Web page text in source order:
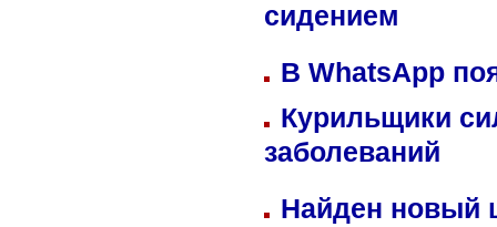
сидением
В WhatsApp
Курильщики
заболеваний
Найден